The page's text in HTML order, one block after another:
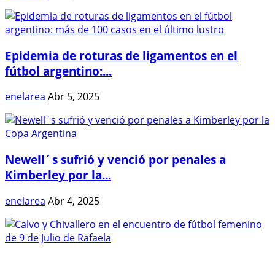
Epidemia de roturas de ligamentos en el
fútbol argentino:...
enelarea Abr 5, 2025
Newell´s sufrió y venció por penales a
Kimberley por la...
enelarea Abr 4, 2025